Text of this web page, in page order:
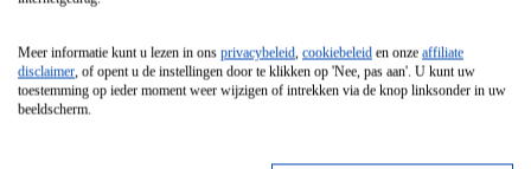
Vrijstaande Magnetron
Vrijstaande Kookplaat
Meer informatie kunt u lezen in ons privacybeleid, cookiebeleid en onze affiliate
disclaimer, of opent u de instellingen door te klikken op 'Nee, pas aan'. U kunt uw
toestemming op ieder moment weer wijzigen of intrekken via de knop linksonder in uw
beeldscherm.